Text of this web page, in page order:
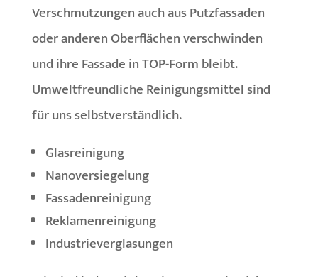
Verschmutzungen auch aus Putzfassaden
oder anderen Oberflächen verschwinden
und ihre Fassade in TOP-Form bleibt.
Umweltfreundliche Reinigungsmittel sind
für uns selbstverständlich.
Glasreinigung
Nanoversiegelung
Fassadenreinigung
Reklamenreinigung
Industrieverglasungen